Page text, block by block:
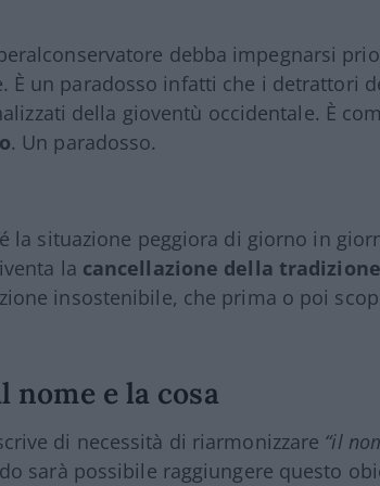
debba impegnarsi
È un paradosso infatti che i detrattori
della gioventù occidentale. È
. Un paradosso.
la situazione peggiora di giorno in
la cancellazione della
insostenibile, che prima o poi
nome e la cosa
di necessità di riarmonizzare “il
sarà possibile raggiungere questo